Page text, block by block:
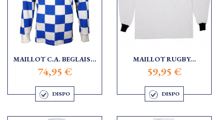
MAILLOT C.A. BEGLAIS...
74,95 €
DISPO
MAILLOT RUGBY...
59,95 €
DISPO